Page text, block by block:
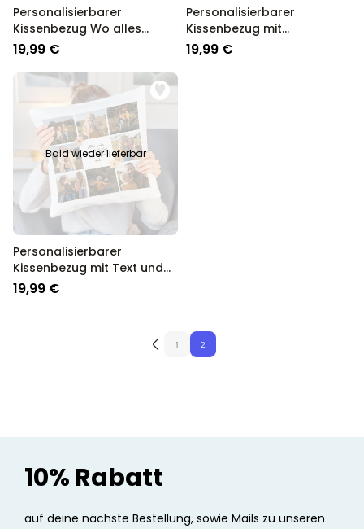
Personalisierbarer
Kissenbezug Wo alles
Begann
19,99 €
Personalisierbarer
Kissenbezug mit
Monogramm
19,99 €
Bald wieder lieferbar
Personalisierbarer
Kissenbezug mit Text und
Symbole
19,99 €
1 2
10% Rabatt
auf deine nächste Bestellung, sowie Mails zu unseren